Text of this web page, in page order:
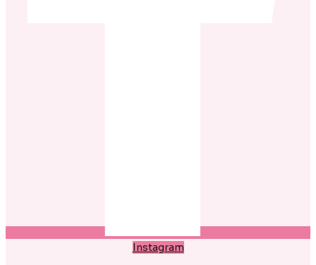
Instagram